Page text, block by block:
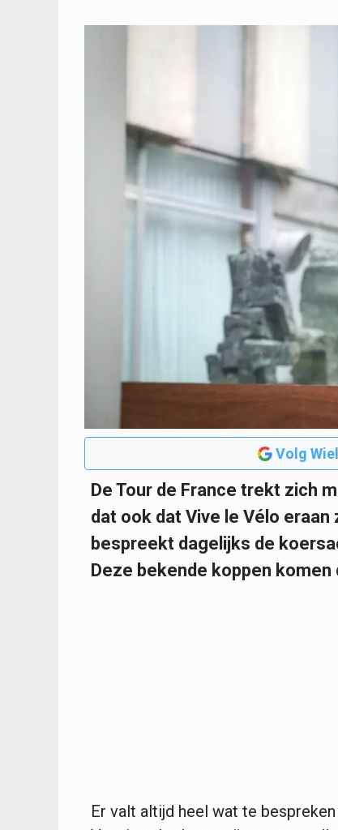
Volg
De Tour de France trekt zich
dat ook dat Vive le Vélo
bespreekt dagelijks de
Deze bekende koppen
Er valt altijd heel wat te